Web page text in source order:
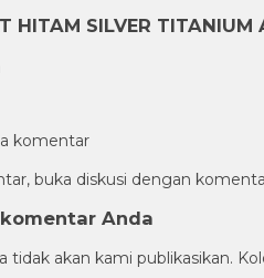
HITAM SILVER TITANIUM
komentar
buka diskusi dengan
Anda
tidak akan kami publikasikan.